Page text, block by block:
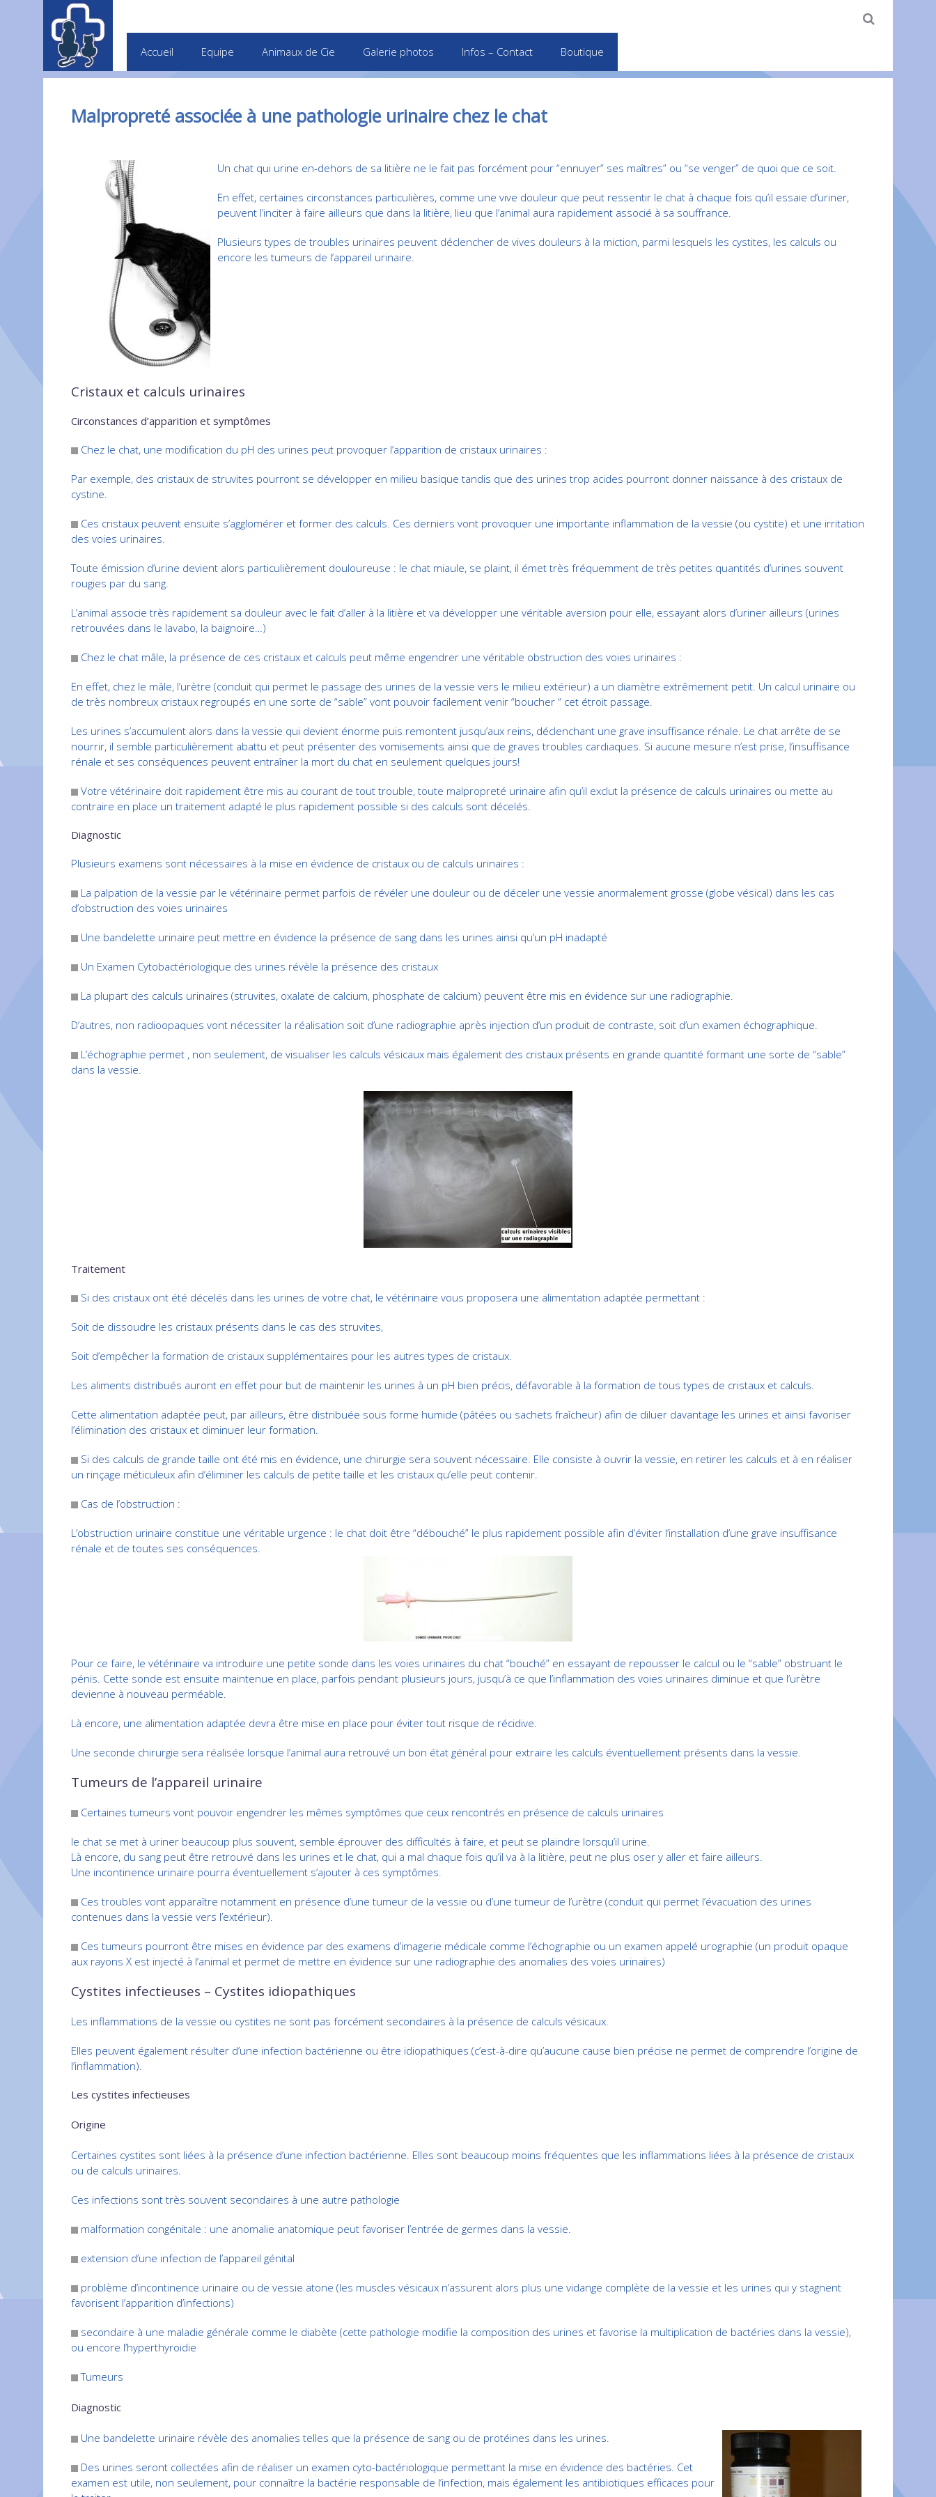
Accueil Equipe Animaux de Cie Galerie photos Infos – Contact Boutique
Malpropreté associée à une pathologie urinaire chez le chat
Un chat qui urine en-dehors de sa litière ne le fait pas forcément pour “ennuyer” ses maîtres” ou “se venger” de quoi que ce soit.
En effet, certaines circonstances particulières, comme une vive douleur que peut ressentir le chat à chaque fois qu’il essaie d’uriner,
peuvent l’inciter à faire ailleurs que dans la litière, lieu que l’animal aura rapidement associé à sa souffrance.
Plusieurs types de troubles urinaires peuvent déclencher de vives douleurs à la miction, parmi lesquels les cystites, les calculs ou
encore les tumeurs de l’appareil urinaire.
Cristaux et calculs urinaires
Circonstances d’apparition et symptômes
Chez le chat, une modification du pH des urines peut provoquer l’apparition de cristaux urinaires :
Par exemple, des cristaux de struvites pourront se développer en milieu basique tandis que des urines trop acides pourront donner naissance à des cristaux de
cystine.
Ces cristaux peuvent ensuite s’agglomérer et former des calculs. Ces derniers vont provoquer une importante inflammation de la vessie (ou cystite) et une irritation
des voies urinaires.
Toute émission d’urine devient alors particulièrement douloureuse : le chat miaule, se plaint, il émet très fréquemment de très petites quantités d’urines souvent
rougies par du sang.
L’animal associe très rapidement sa douleur avec le fait d’aller à la litière et va développer une véritable aversion pour elle, essayant alors d’uriner ailleurs (urines
retrouvées dans le lavabo, la baignoire…)
Chez le chat mâle, la présence de ces cristaux et calculs peut même engendrer une véritable obstruction des voies urinaires :
En effet, chez le mâle, l’urètre (conduit qui permet le passage des urines de la vessie vers le milieu extérieur) a un diamètre extrêmement petit. Un calcul urinaire ou
de très nombreux cristaux regroupés en une sorte de “sable” vont pouvoir facilement venir “boucher “ cet étroit passage.
Les urines s’accumulent alors dans la vessie qui devient énorme puis remontent jusqu’aux reins, déclenchant une grave insuffisance rénale. Le chat arrête de se
nourrir, il semble particulièrement abattu et peut présenter des vomisements ainsi que de graves troubles cardiaques. Si aucune mesure n’est prise, l’insuffisance
rénale et ses conséquences peuvent entraîner la mort du chat en seulement quelques jours!
Votre vétérinaire doit rapidement être mis au courant de tout trouble, toute malpropreté urinaire afin qu’il exclut la présence de calculs urinaires ou mette au
contraire en place un traitement adapté le plus rapidement possible si des calculs sont décelés.
Diagnostic
Plusieurs examens sont nécessaires à la mise en évidence de cristaux ou de calculs urinaires :
La palpation de la vessie par le vétérinaire permet parfois de révéler une douleur ou de déceler une vessie anormalement grosse (globe vésical) dans les cas
d’obstruction des voies urinaires
Une bandelette urinaire peut mettre en évidence la présence de sang dans les urines ainsi qu’un pH inadapté
Un Examen Cytobactériologique des urines révèle la présence des cristaux
La plupart des calculs urinaires (struvites, oxalate de calcium, phosphate de calcium) peuvent être mis en évidence sur une radiographie.
D’autres, non radioopaques vont nécessiter la réalisation soit d’une radiographie après injection d’un produit de contraste, soit d’un examen échographique.
L’échographie permet , non seulement, de visualiser les calculs vésicaux mais également des cristaux présents en grande quantité formant une sorte de “sable”
dans la vessie.
Traitement
Si des cristaux ont été décelés dans les urines de votre chat, le vétérinaire vous proposera une alimentation adaptée permettant :
Soit de dissoudre les cristaux présents dans le cas des struvites,
Soit d’empêcher la formation de cristaux supplémentaires pour les autres types de cristaux.
Les aliments distribués auront en effet pour but de maintenir les urines à un pH bien précis, défavorable à la formation de tous types de cristaux et calculs.
Cette alimentation adaptée peut, par ailleurs, être distribuée sous forme humide (pâtées ou sachets fraîcheur) afin de diluer davantage les urines et ainsi favoriser
l’élimination des cristaux et diminuer leur formation.
Si des calculs de grande taille ont été mis en évidence, une chirurgie sera souvent nécessaire. Elle consiste à ouvrir la vessie, en retirer les calculs et à en réaliser
un rinçage méticuleux afin d’éliminer les calculs de petite taille et les cristaux qu’elle peut contenir.
Cas de l’obstruction :
L’obstruction urinaire constitue une véritable urgence : le chat doit être “débouché” le plus rapidement possible afin d’éviter l’installation d’une grave insuffisance
rénale et de toutes ses conséquences.
Pour ce faire, le vétérinaire va introduire une petite sonde dans les voies urinaires du chat “bouché” en essayant de repousser le calcul ou le “sable” obstruant le
pénis. Cette sonde est ensuite maintenue en place, parfois pendant plusieurs jours, jusqu’à ce que l’inflammation des voies urinaires diminue et que l’urètre
devienne à nouveau perméable.
Là encore, une alimentation adaptée devra être mise en place pour éviter tout risque de récidive.
Une seconde chirurgie sera réalisée lorsque l’animal aura retrouvé un bon état général pour extraire les calculs éventuellement présents dans la vessie.
Tumeurs de l’appareil urinaire
Certaines tumeurs vont pouvoir engendrer les mêmes symptômes que ceux rencontrés en présence de calculs urinaires
le chat se met à uriner beaucoup plus souvent, semble éprouver des difficultés à faire, et peut se plaindre lorsqu’il urine.
Là encore, du sang peut être retrouvé dans les urines et le chat, qui a mal chaque fois qu’il va à la litière, peut ne plus oser y aller et faire ailleurs.
Une incontinence urinaire pourra éventuellement s’ajouter à ces symptômes.
Ces troubles vont apparaître notamment en présence d’une tumeur de la vessie ou d’une tumeur de l’urètre (conduit qui permet l’évacuation des urines
contenues dans la vessie vers l’extérieur).
Ces tumeurs pourront être mises en évidence par des examens d’imagerie médicale comme l’échographie ou un examen appelé urographie (un produit opaque
aux rayons X est injecté à l’animal et permet de mettre en évidence sur une radiographie des anomalies des voies urinaires)
Cystites infectieuses – Cystites idiopathiques
Les inflammations de la vessie ou cystites ne sont pas forcément secondaires à la présence de calculs vésicaux.
Elles peuvent également résulter d’une infection bactérienne ou être idiopathiques (c’est-à-dire qu’aucune cause bien précise ne permet de comprendre l’origine de
l’inflammation).
Les cystites infectieuses
Origine
Certaines cystites sont liées à la présence d’une infection bactérienne. Elles sont beaucoup moins fréquentes que les inflammations liées à la présence de cristaux
ou de calculs urinaires.
Ces infections sont très souvent secondaires à une autre pathologie
malformation congénitale : une anomalie anatomique peut favoriser l’entrée de germes dans la vessie.
extension d’une infection de l’appareil génital
problème d’incontinence urinaire ou de vessie atone (les muscles vésicaux n’assurent alors plus une vidange complète de la vessie et les urines qui y stagnent
favorisent l’apparition d’infections)
secondaire à une maladie générale comme le diabète (cette pathologie modifie la composition des urines et favorise la multiplication de bactéries dans la vessie),
ou encore l’hyperthyroïdie
Tumeurs
Diagnostic
Une bandelette urinaire révèle des anomalies telles que la présence de sang ou de protéines dans les urines.
Des urines seront collectées afin de réaliser un examen cyto-bactériologique permettant la mise en évidence des bactéries. Cet
examen est utile, non seulement, pour connaître la bactérie responsable de l’infection, mais également les antibiotiques efficaces pour